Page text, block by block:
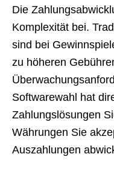
Die
Komplexität bei.
sind bei
zu höheren
Softwarewahl hat
Zahlungslösungen
Währungen Sie
Auszahlungen